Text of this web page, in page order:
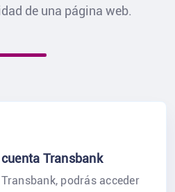
de una página web.
Transbank
podrás acceder